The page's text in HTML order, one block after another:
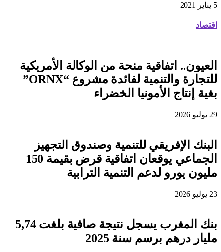
5 يناير 2021
اقتصاد
العيون.. اتفاقية منحة من الوكالة الأمريكية
للتجارة والتنمية لفائدة مشروع “ORNX”
بغية إنتاج الأمونيا الخضراء
29 يوليو 2026
البنك الإفريقي للتنمية وصندوق التجهيز
الجماعي يوقعان اتفاقية قرض بقيمة 150
مليون يورو لدعم التنمية الترابية
23 يوليو 2026
بنك المغرب يسجل نتيجة صافية بلغت 5,74
مليار درهم برسم سنة 2025